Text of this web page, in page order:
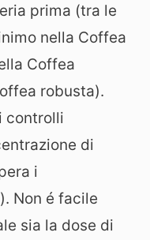
prima (tra le
nella Coffea
Coffea
robusta).
controlli
di
i
Non é facile
sia la dose di